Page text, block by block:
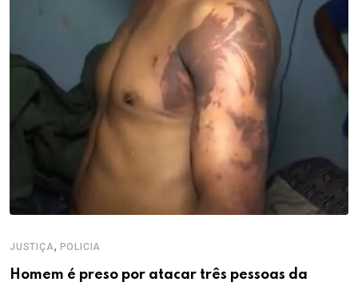
JUSTIÇA, POLICIA
Homem é preso por atacar três pessoas da